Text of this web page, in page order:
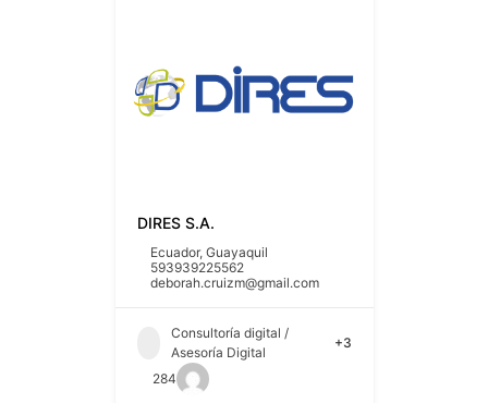
DIRES S.A.
Ecuador, Guayaquil
593939225562
deborah.cruizm@gmail.com
Consultoría digital /
Asesoría Digital
+3
284